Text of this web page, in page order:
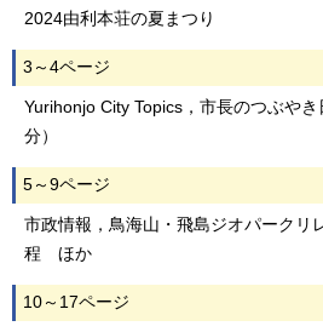
2024由利本荘の夏まつり
3～4ページ
Yurihonjo City Topics，市長のつぶやき
分）
5～9ページ
市政情報，鳥海山・飛島ジオパークリ
程 ほか
10～17ページ